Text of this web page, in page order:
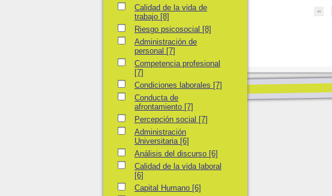
Calidad de la vida de trabajo
Calidad de la vida de
trabajo [8]
Riesgo psicosocial
Riesgo psicosocial [8]
Administración de personal
Administración de
personal [7]
Competencia profesional
Competencia profesional
[7]
Condiciones laborales
Condiciones laborales [7]
Conducta de afrontamiento
Conducta de
afrontamiento [7]
Percepción social
Percepción social [7]
Administración Universitaria
Administración
Universitaria [6]
Análisis del discurso
Análisis del discurso [6]
Calidad de la vida laboral
Calidad de la vida laboral
[6]
Capital Humano
Capital Humano [6]